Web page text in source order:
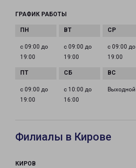
ГРАФИК РАБОТЫ
с 09:00 до
19:00
с 09:00 до
19:00
с 09:00 до
19:00
с 09:00 до
19:00
с 10:00 до
16:00
Выходной
Филиалы в Кирове
КИРОВ